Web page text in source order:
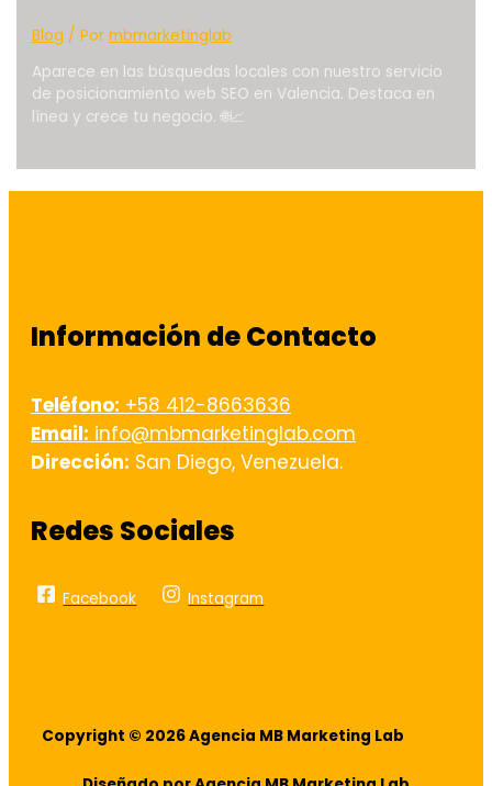
Blog / Pormbmarketinglab
Aparece en las búsquedas locales con nuestro servicio
de posicionamiento web SEO en Valencia. Destaca en
línea y crece tu negocio. 🌐📈
Información de Contacto
Teléfono: +58 412-8663636
Email: info@mbmarketinglab.com
Dirección: San Diego, Venezuela.
Redes Sociales
Facebook Instagram
Copyright © 2026 Agencia MB Marketing Lab